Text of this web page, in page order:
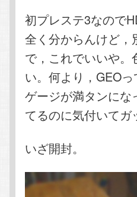
初プレステ3なので
全く分からんけど
で，これでいいや
い。何より，GEO
ゲージが満タンに
てるのに気付いてガ
いざ開封。